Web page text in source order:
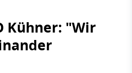
Kühner: "Wir